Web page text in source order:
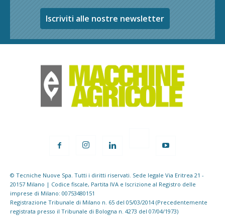
Iscriviti alle nostre newsletter
© Tecniche Nuove Spa. Tutti i diritti riservati. Sede legale Via Eritrea 21 -
20157 Milano | Codice fiscale, Partita IVA e Iscrizione al Registro delle
imprese di Milano: 00753480151
Registrazione Tribunale di Milano n. 65 del 05/03/2014 (Precedentemente
registrata presso il Tribunale di Bologna n. 4273 del 07/04/1973)